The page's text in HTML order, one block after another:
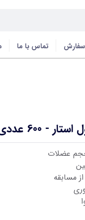
سفارش تماس با ما
عضلات
مسابقه